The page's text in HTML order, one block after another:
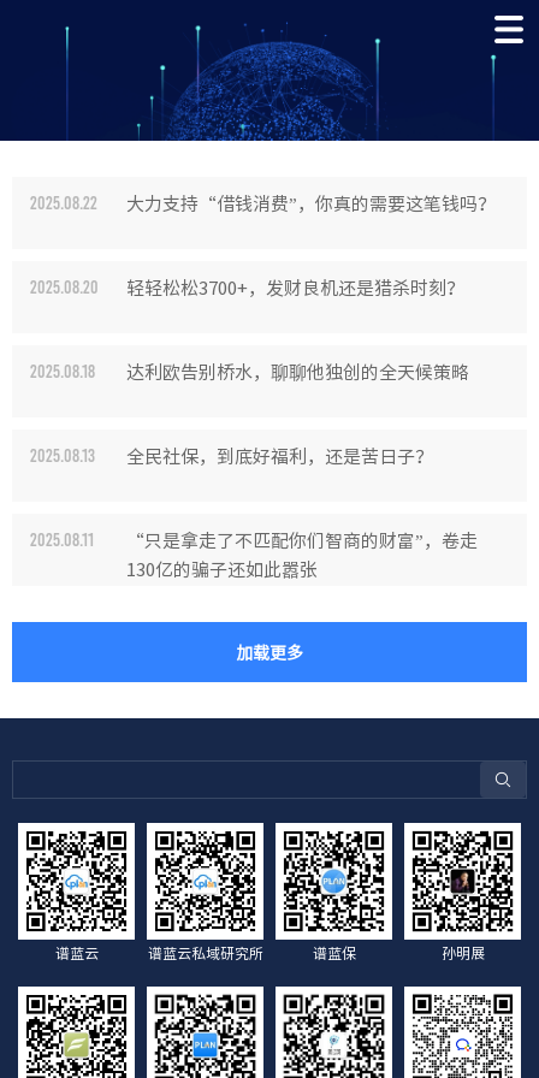
2025.08.22 大力支持“借钱消费”，你真的需要这笔钱吗？
2025.08.20 轻轻松松3700+，发财良机还是猎杀时刻？
2025.08.18 达利欧告别桥水，聊聊他独创的全天候策略
2025.08.13 全民社保，到底好福利，还是苦日子？
2025.08.11
“只是拿走了不匹配你们智商的财富”，卷走
130亿的骗子还如此嚣张
加载更多
谱蓝云 谱蓝云私域研究所 谱蓝保 孙明展